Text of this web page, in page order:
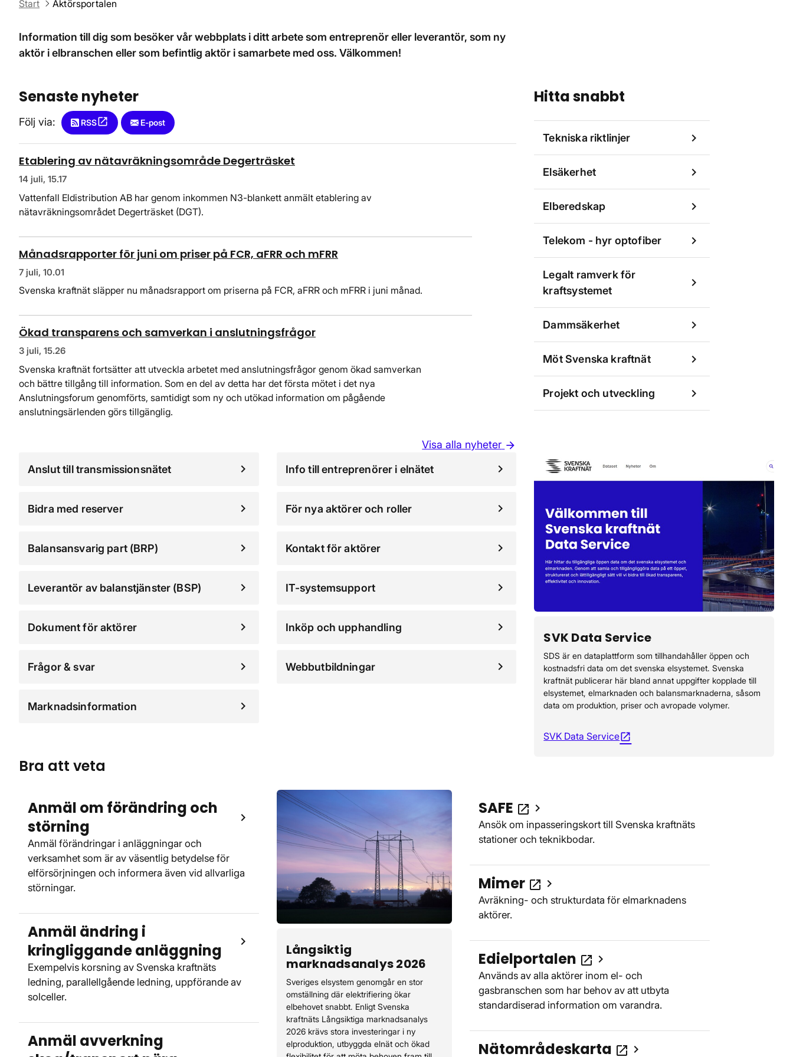
Start Aktörsportalen
Information till dig som besöker vår webbplats i ditt arbete som entreprenör eller leverantör, som ny
aktör i elbranschen eller som befintlig aktör i samarbete med oss. Välkommen!
Senaste nyheter
Följ via: RSSopen_in_new
Öppnas i nytt fönster
E-post
Etablering av nätavräkningsområde Degerträsket
14 juli, 15.17
Vattenfall Eldistribution AB har genom inkommen N3-blankett anmält etablering av
nätavräkningsområdet Degerträsket (DGT).
Månadsrapporter för juni om priser på FCR, aFRR och mFRR
7 juli, 10.01
Svenska kraftnät släpper nu månadsrapport om priserna på FCR, aFRR och mFRR i juni månad.
Ökad transparens och samverkan i anslutningsfrågor
3 juli, 15.26
Svenska kraftnät fortsätter att utveckla arbetet med anslutningsfrågor genom ökad samverkan
och bättre tillgång till information. Som en del av detta har det första mötet i det nya
Anslutningsforum genomförts, samtidigt som ny och utökad information om pågående
anslutningsärIenden görs tillgänglig.
Visa alla nyheter arrow_forward
Hitta snabbt
Tekniska riktlinjer chevron_right
Elsäkerhet chevron_right
Elberedskap chevron_right
Telekom - hyr optofiber chevron_right
Legalt ramverk för
kraftsystemet
chevron_right
Dammsäkerhet chevron_right
Möt Svenska kraftnät chevron_right
Projekt och utveckling chevron_right
Anslut till transmissionsnätet
Bidra med reserver
Balansansvarig part (BRP)
Leverantör av balanstjänster (BSP)
Dokument för aktörer
Frågor & svar
Marknadsinformation
Info till entreprenörer i elnätet
För nya aktörer och roller
Kontakt för aktörer
IT-systemsupport
Inköp och upphandling
Webbutbildningar
SVK Data Service
SDS är en dataplattform som tillhandahåller öppen och
kostnadsfri data om det svenska elsystemet. Svenska
kraftnät publicerar här bland annat uppgifter kopplade till
elsystemet, elmarknaden och balansmarknaderna, såsom
data om produktion, priser och avropade volymer.
SVK Data Serviceopen_in_new
Öppnas i nytt fönster
Bra att veta
Anmäl om förändring och
störning
Anmäl förändringar i anläggningar och
verksamhet som är av väsentlig betydelse för
elförsörjningen och informera även vid allvarliga
störningar.
Anmäl ändring i
kringliggande anläggning
Exempelvis korsning av Svenska kraftnäts
ledning, parallellgående ledning, uppförande av
solceller.
Anmäl avverkning
Långsiktig
marknadsanalys 2026
Sveriges elsystem genomgår en stor
omställning där elektrifiering ökar
elbehovet snabbt. Enligt Svenska
kraftnäts Långsiktiga marknadsanalys
2026 krävs stora investeringar i ny
elproduktion, utbyggda elnät och ökad
SAFE open_in_new Öppnas i nytt fönster
Ansök om inpasseringskort till Svenska kraftnäts
stationer och teknikbodar.
Mimer open_in_new Öppnas i nytt fönster
Avräkning- och strukturdata för elmarknadens
aktörer.
Edielportalen open_in_new Öppnas i nytt fönster
Används av alla aktörer inom el- och
gasbranschen som har behov av att utbyta
standardiserad information om varandra.
Nätområdeskarta open_in_new Öppnas i nytt fönster